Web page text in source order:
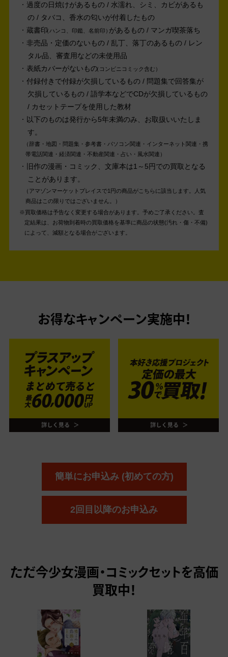
過度の日焼けがあるもの / 水濡れ、シミ、カビがあるも
の / タバコ、香水の匂いが付着したもの
蔵書印 ハンコ、印鑑、名前印
があるもの / マンガ喫茶落ち
非売品・定価のないもの / 乱丁、落丁のあるもの / レン
タル品、審査用などの未使用品
表紙カバーがないもの コンビニコミック含む
付録付きで付録が欠損しているもの / 問題集で回答集が
欠損しているもの / 語学本などでCDが欠損しているもの
/ カセットテープを使用した教材
以下のものは発行から5年未満のみ、お取扱いいたしま
す。
辞書・地図・問題集・参考書・パソコン関連・インターネット関連・携
帯電話関連・経済関連・不動産関連・占い・風水関連
旧作の漫画・コミック、文庫本は1～5円での買取となる
ことがあります。
アマゾンマーケットプレイスで1円の商品がこちらに該当します。人気
商品はこの限りではございません。
買取価格は予告なく変更する場合があります。予めご了承ください。 査
定結果は、お荷物到着時の買取価格を基準に商品の状態(汚れ・傷・不備)
によって、減額となる場合がございます。
お得なキャンペーン実施中！
簡単にお申込み (初めての方)
2回目以降のお申込み
ただ今少女漫画・コミックセットを高価
買取中！